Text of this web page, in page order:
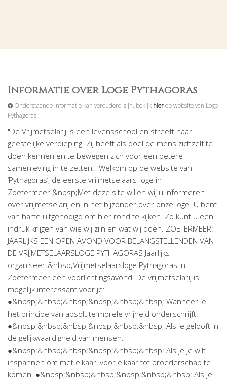
Informatie over Loge Pythagoras
Onderstaande informatie kan verouderd zijn, bekijk hierde website van Loge
Pythagoras
"De Vrijmetselarij is een levensschool en streeft naar
geestelijke verdieping. Zij heeft als doel de mens zichzelf te
doen kennen en te bewegen zich voor een betere
samenleving in te zetten." Welkom op de website van
‘Pythagoras’, de eerste vrijmetselaars-loge in
Zoetermeer.&nbsp;Met deze site willen wij u informeren
over vrijmetselarij en in het bijzonder over onze loge. U bent
van harte uitgenodigd om hier rond te kijken. Zo kunt u een
indruk krijgen van wie wij zijn en wat wij doen. ZOETERMEER:
JAARLIJKS EEN OPEN AVOND VOOR BELANGSTELLENDEN VAN
DE VRIJMETSELAARSLOGE PYTHAGORAS Jaarlijks
organiseert&nbsp;Vrijmetselaarsloge Pythagoras in
Zoetermeer een voorlichtingsavond. De vrijmetselarij is
mogelijk interessant voor je:
●&nbsp;&nbsp;&nbsp;&nbsp;&nbsp;&nbsp; Wanneer je
het principe van absolute morele vrijheid onderschrijft.
●&nbsp;&nbsp;&nbsp;&nbsp;&nbsp;&nbsp; Als je gelooft in
de gelijkwaardigheid van mensen.
●&nbsp;&nbsp;&nbsp;&nbsp;&nbsp;&nbsp; Als je je wilt
inspannen om met elkaar, voor elkaar tot broederschap te
komen. ●&nbsp;&nbsp;&nbsp;&nbsp;&nbsp;&nbsp; Als je